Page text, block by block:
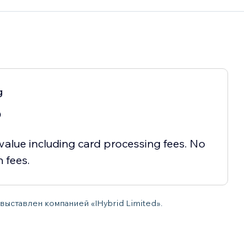
including card processing fees. No
fees.
компанией «IHybrid Limited».